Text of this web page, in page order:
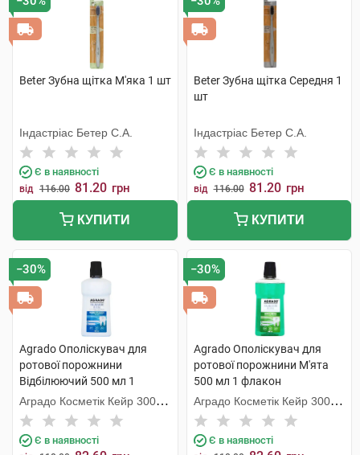
Beter Зубна щітка М'яка 1 шт
Індастріас Бетер С.А.
Є в наявності
від 116.00 81.20 грн
КУПИТИ
Beter Зубна щітка Середня 1
шт
Індастріас Бетер С.А.
Є в наявності
від 116.00 81.20 грн
КУПИТИ
−30%
Agrado Ополіскувач для
ротової порожнини
Відбілюючий 500 мл 1
флакон
Аградо Косметік Кейр 3000
С.Л.У.
Є в наявності
−30%
Agrado Ополіскувач для
ротової порожнини М'ята
500 мл 1 флакон
Аградо Косметік Кейр 3000
С.Л.У.
Є в наявності